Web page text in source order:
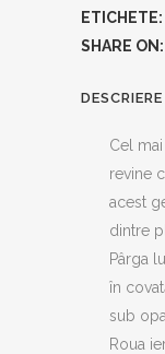
ETICHETE:
SHARE ON:
DESCRIERE
Cel
revine
acest
dintre
Pârga
în
sub
Roua